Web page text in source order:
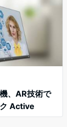
、AR技術で
Active